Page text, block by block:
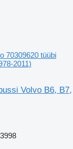
70309620 tüübi
2011)
Volvo B6, B7,